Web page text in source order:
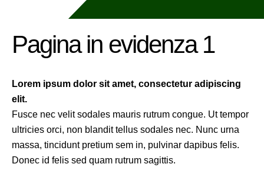
Pagina in evidenza 1
Lorem ipsum dolor sit amet, consectetur adipiscing
elit.
Fusce nec velit sodales mauris rutrum congue. Ut tempor
ultricies orci, non blandit tellus sodales nec. Nunc urna
massa, tincidunt pretium sem in, pulvinar dapibus felis.
Donec id felis sed quam rutrum sagittis.